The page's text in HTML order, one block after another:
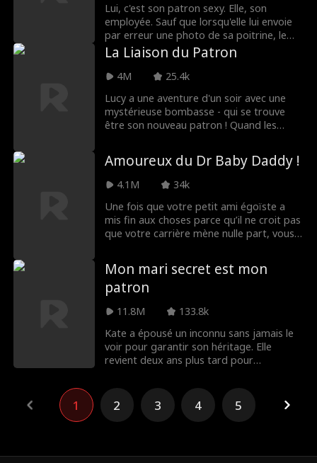
Lui, c'est son patron sexy. Elle, son
employée. Sauf que lorsqu'elle lui envoie
par erreur une photo de sa poitrine, le
désir, le scandale et les secrets mettent le
bureau, et son cœur, sens dessus
dessous.
La Liaison du Patron
4M
25.4k
Lucy a une aventure d'un soir avec une
mystérieuse bombasse - qui se trouve
être son nouveau patron ! Quand les
Amoureux du Dr Baby Daddy !
4.1M
34k
Une fois que votre petit ami égoïste a
mis fin aux choses parce qu’il ne croit pas
que votre carrière mène nulle part, vous
en chirurgie, vous vous lancez dans le
travail – et sous la direction de votre
superviseur résident, le Dr Sawyer
Campbell : chirurgien de renom
impitoyable, papa surprise et, pire que
tout… le père de votre ex.
Mon mari secret est mon
patron
11.8M
133.8k
Kate a épousé un inconnu sans jamais le
voir pour garantir son héritage. Elle
revient deux ans plus tard pour
patron milliardaire sexy pour qui elle
craque, Jack Townsend, est son mari
secret.
1 2 3 4 5